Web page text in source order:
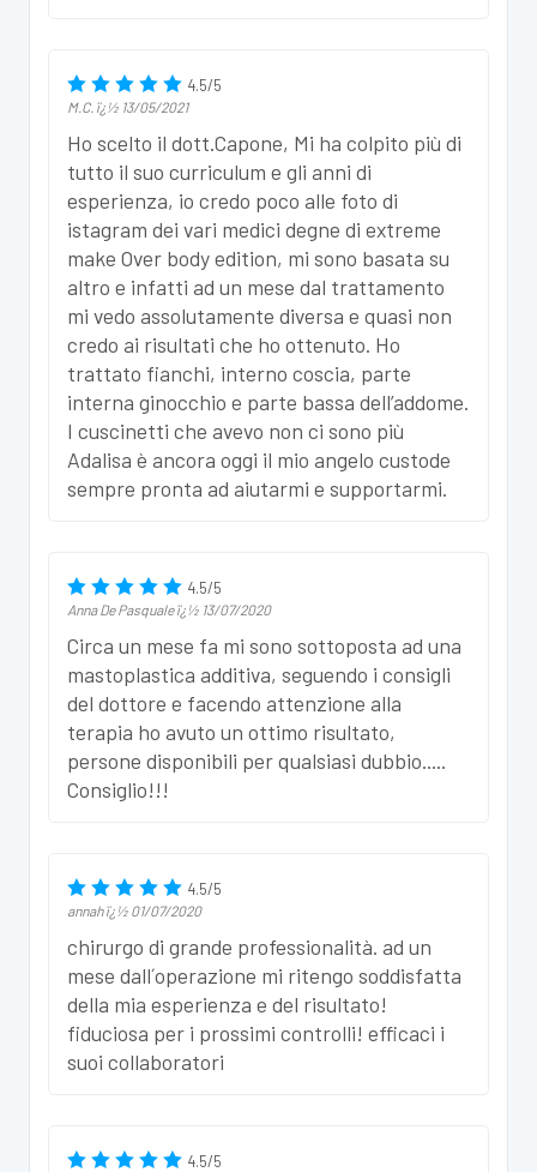
4.5/5
M.C. ï¿½ 13/05/2021
Ho scelto il dott.Capone, Mi ha colpito più di
tutto il suo curriculum e gli anni di
esperienza, io credo poco alle foto di
istagram dei vari medici degne di extreme
make Over body edition, mi sono basata su
altro e infatti ad un mese dal trattamento
mi vedo assolutamente diversa e quasi non
credo ai risultati che ho ottenuto. Ho
trattato fianchi, interno coscia, parte
interna ginocchio e parte bassa dell’addome.
I cuscinetti che avevo non ci sono più
Adalisa è ancora oggi il mio angelo custode
sempre pronta ad aiutarmi e supportarmi.
4.5/5
Anna De Pasqualeï¿½ 13/07/2020
Circa un mese fa mi sono sottoposta ad una
mastoplastica additiva, seguendo i consigli
del dottore e facendo attenzione alla
terapia ho avuto un ottimo risultato,
persone disponibili per qualsiasi dubbio.....
Consiglio!!!
4.5/5
annahï¿½ 01/07/2020
chirurgo di grande professionalità. ad un
mese dall´operazione mi ritengo soddisfatta
della mia esperienza e del risultato!
fiduciosa per i prossimi controlli! efficaci i
suoi collaboratori
4.5/5